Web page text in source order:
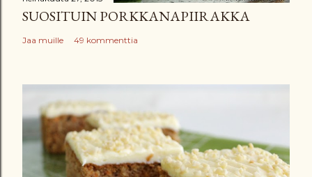
iSUOSITUIN PORKKANAPIIRAKKA
Jaa muille 49 kommenttia